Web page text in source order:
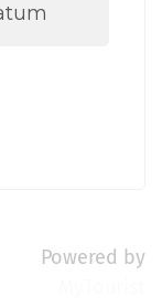
Powered by